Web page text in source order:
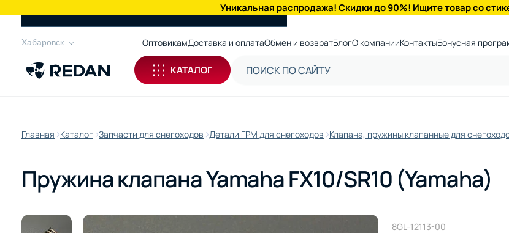
Уникальная распродажа! Скидки до 90%! Ищите товар со
Хабаровск ОптовикамДоставка и оплатаОбмен и возвратБлогО компанииКонтактыБонусная
КАТАЛОГ
Главная Каталог Запчасти для снегоходов Детали ГРМ для снегоходов Клапана, пружины клапанные для
Пружина клапана Yamaha FX10/SR10 (Yamaha)
8GL-12113-00